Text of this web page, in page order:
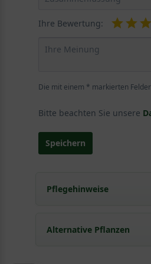
Ihre Bewertung:
Die mit einem * markierten
Bitte beachten Sie unsere
Speichern
Pflegehinweise
Pflanz- und
Alternative Pflanzen